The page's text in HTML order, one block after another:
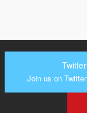
Twitter
Join us on Twitter